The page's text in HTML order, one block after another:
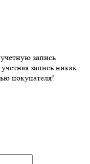
запись
запись никак
покупателя!